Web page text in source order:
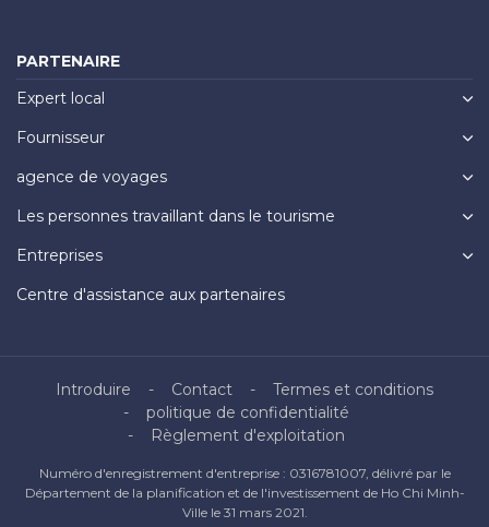
PARTENAIRE
Expert local
Fournisseur
agence de voyages
Les personnes travaillant dans le tourisme
Entreprises
Centre d'assistance aux partenaires
Introduire Contact
Termes et conditions
politique de confidentialité
Règlement d'exploitation
Numéro d'enregistrement d'entreprise : 0316781007, délivré par le
Département de la planification et de l'investissement de Ho Chi Minh-
Ville le 31 mars 2021.